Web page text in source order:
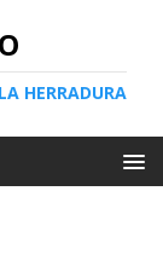
HERRADURA